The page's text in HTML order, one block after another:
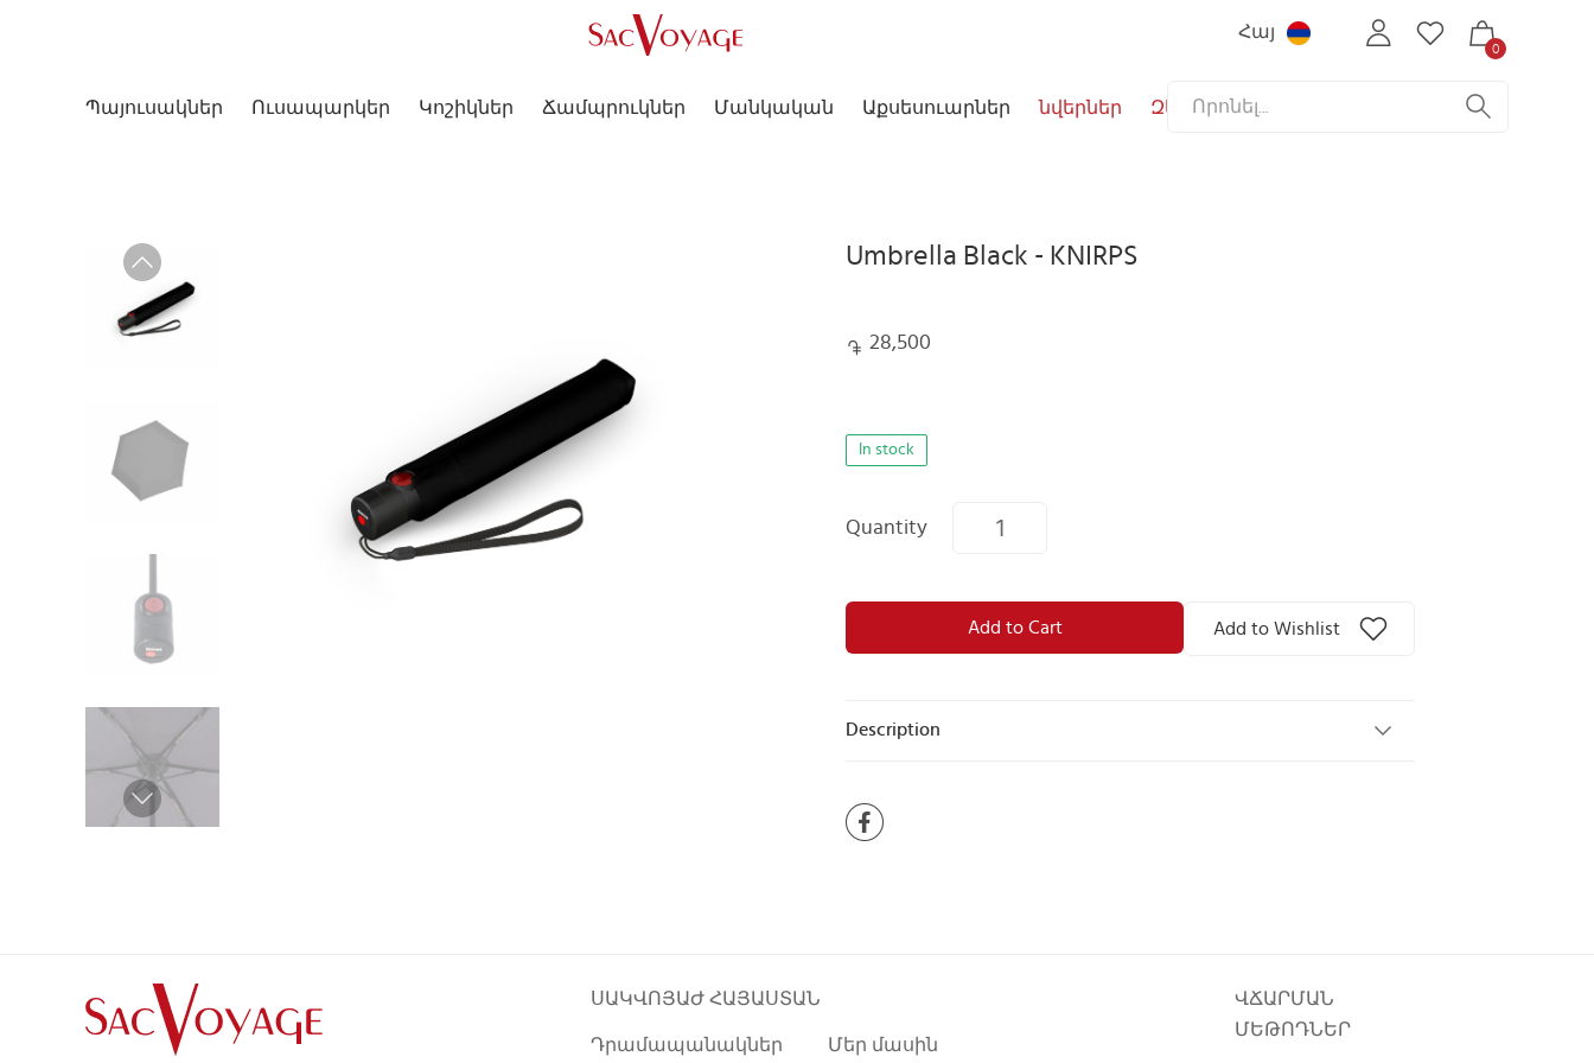
Հայ
0
Պայուսակներ Ուսապարկեր Կոշիկներ Ճամպրուկներ Մանկական Աքսեսուարներ նվերներ Զեղչեր
Umbrella Black - KNIRPS
28,500
In stock
Quantity
Add to Cart Add to Wishlist
Description
ՍԱԿՎՈՅԱԺ ՀԱՅԱՍՏԱՆ
Դրամապանակներ Մեր մասին
ՎՃԱՐՄԱՆ
ՄԵԹՈԴՆԵՐ